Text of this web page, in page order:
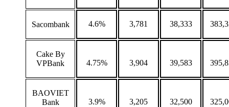
Sacombank 4.6% 3,781 38,333
Cake By
VPBank
4.75% 3,904 39,583
BAOVIET
Bank
3.9% 3,205 32,500